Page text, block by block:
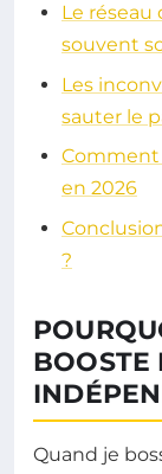
Le
souvent
Les
sauter le
Comment
en 2026
?
BOOSTE
Quand je